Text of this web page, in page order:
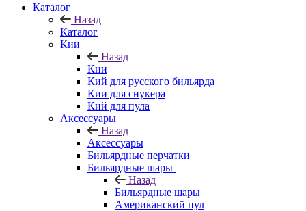
Каталог
Назад
Каталог
Кии
Назад
Кии
Кий для русского бильярда
Кии для снукера
Кий для пула
Аксессуары
Назад
Аксессуары
Бильярдные перчатки
Бильярдные шары
Назад
Бильярдные шары
Американский пул